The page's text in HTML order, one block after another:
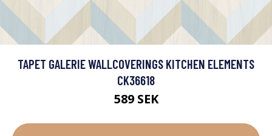
TAPET GALERIE WALLCOVERINGS KITCHEN ELEMENTS
CK36618
589 SEK